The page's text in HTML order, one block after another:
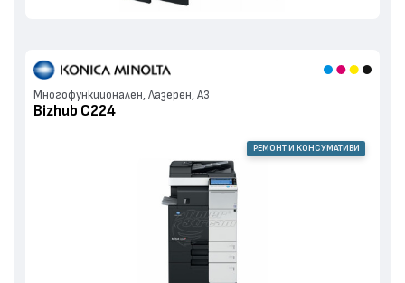
Многофункционален, Лазерен, А3
Bizhub C224
РЕМОНТ И КОНСУМАТИВИ